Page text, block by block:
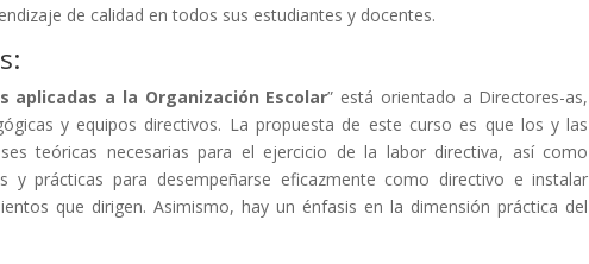
de calidad en todos sus estudiantes y docentes.
aplicadas a la Organización Escolar” está orientado a Directores-as,
y equipos directivos. La propuesta de este curso es que los y las
teóricas necesarias para el ejercicio de la labor directiva, así como
y prácticas para desempeñarse eficazmente como directivo e instalar
que dirigen. Asimismo, hay un énfasis en la dimensión práctica del